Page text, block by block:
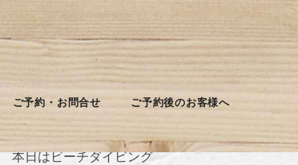
ご予約・お問合せ ご予約後のお客様へ
最近の投稿
台風休みに入ります
本日はビーチダイビング